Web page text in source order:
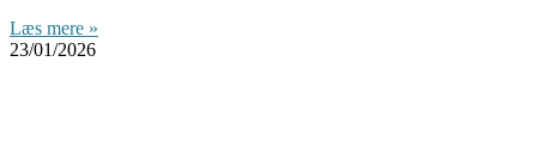
Læs mere »
23/01/2026